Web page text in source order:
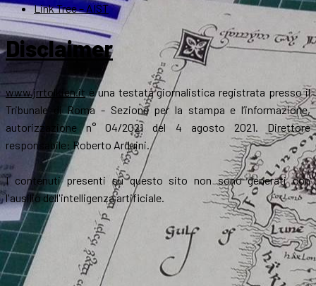
Link Tree – AIST
Disclaimer
www.jrrtolkien.it è una testata giornalistica registrata presso il
Tribunale di Roma - Sezione per la stampa e l’informazione,
autorizzazione n° 04/2021 del 4 agosto 2021. Direttore
responsabile: Roberto Arduini.
I contenuti presenti su questo sito non sono generati con
l'ausilio dell'intelligenza artificiale.